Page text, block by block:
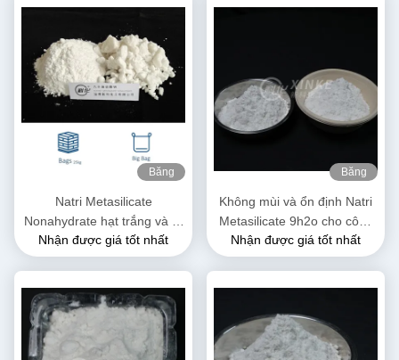
Băng
Natri Metasilicate
Nonahydrate hạt trắng và tự
do chảy / bột 13517-24-3
Nhận được giá tốt nhất
Băng
Không mùi và ổn định Natri
Metasilicate 9h2o cho công
nghiệp 13517-24-3
Nhận được giá tốt nhất